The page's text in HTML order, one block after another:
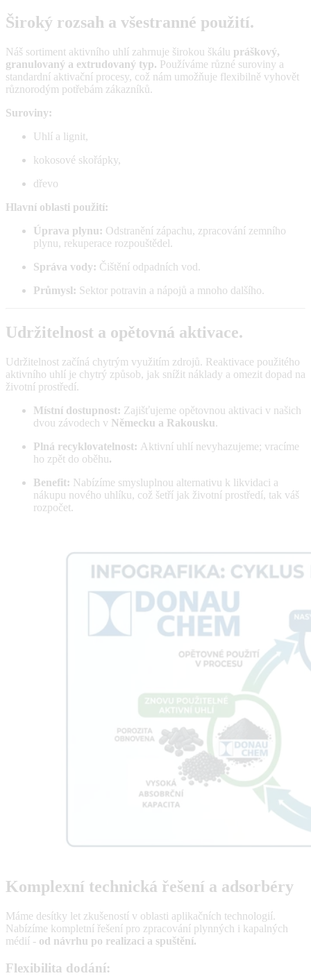
Široký rozsah a všestranné použití.
Náš sortiment aktivního uhlí zahrnuje širokou škálu práškový,
granulovaný a extrudovaný typ. Používáme různé suroviny a
standardní aktivační procesy, což nám umožňuje flexibilně vyhovět
různorodým potřebám zákazníků.
Suroviny:
Uhlí a lignit,
kokosové skořápky,
dřevo
Hlavní oblasti použití:
Úprava plynu: Odstranění zápachu, zpracování zemního
plynu, rekuperace rozpouštědel.
Správa vody: Čištění odpadních vod.
Průmysl: Sektor potravin a nápojů a mnoho dalšího.
Udržitelnost a opětovná aktivace.
Udržitelnost začíná chytrým využitím zdrojů. Reaktivace použitého
aktivního uhlí je chytrý způsob, jak snížit náklady a omezit dopad na
životní prostředí.
Místní dostupnost: Zajišťujeme opětovnou aktivaci v našich
dvou závodech v Německu a Rakousku.
Plná recyklovatelnost: Aktivní uhlí nevyhazujeme; vracíme
ho zpět do oběhu.
Benefit: Nabízíme smysluplnou alternativu k likvidaci a
nákupu nového uhlíku, což šetří jak životní prostředí, tak váš
rozpočet.
Komplexní technická řešení a adsorbéry
Máme desítky let zkušeností v oblasti aplikačních technologií.
Nabízíme kompletní řešení pro zpracování plynných i kapalných
médií - od návrhu po realizaci a spuštění.
Flexibilita dodání: